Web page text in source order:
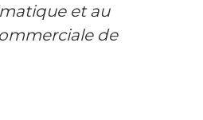
et au
de